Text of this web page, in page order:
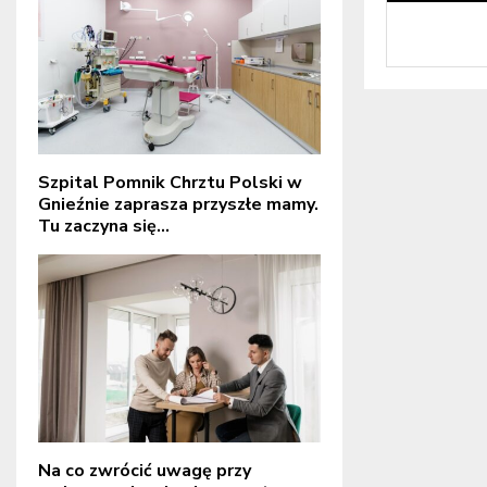
Szpital Pomnik Chrztu Polski w
Gnieźnie zaprasza przyszłe mamy.
Tu zaczyna się...
Na co zwrócić uwagę przy